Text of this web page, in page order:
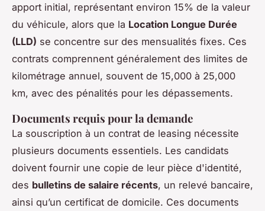
apport initial, représentant environ 15% de la valeur
du véhicule, alors que la Location Longue Durée
(LLD) se concentre sur des mensualités fixes. Ces
contrats comprennent généralement des limites de
kilométrage annuel, souvent de 15,000 à 25,000
km, avec des pénalités pour les dépassements.
Documents requis pour la demande
La souscription à un contrat de leasing nécessite
plusieurs documents essentiels. Les candidats
doivent fournir une copie de leur pièce d'identité,
des bulletins de salaire récents, un relevé bancaire,
ainsi qu’un certificat de domicile. Ces documents